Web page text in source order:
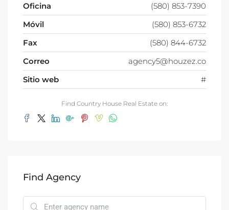
Oficina
(580) 853-7390
Móvil
(580) 853-6732
Fax
(580) 844-6732
Correo
agency5@houzez.co
Sitio web
#
Find Country House Real Estate on:
Find Agency